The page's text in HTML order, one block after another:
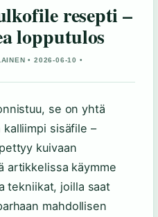
resepti –
lopputulos
• 2026-06-10 •
se on yhtä
kalliimpi sisäfile –
kuivaan
artikkelissa käymme
tekniikat, joilla saat
mahdollisen